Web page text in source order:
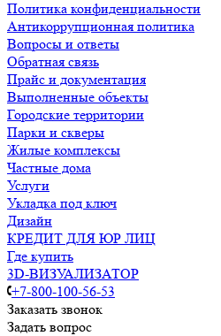
Политика конфиденциальности
Антикоррупционная политика
Вопросы и ответы
Обратная связь
Прайс и документация
Выполненные объекты
Городские территории
Парки и скверы
Жилые комплексы
Частные дома
Услуги
Укладка под ключ
Дизайн
КРЕДИТ ДЛЯ ЮР ЛИЦ
Где купить
3D-ВИЗУАЛИЗАТОР
+7-800-100-56-53
Заказать звонок
Задать вопрос